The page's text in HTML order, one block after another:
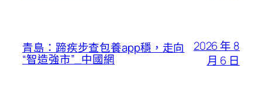
青島：蹄疾步查包養app穩，走向
“智造強市”_中國網
2026 年 8
月 6 日